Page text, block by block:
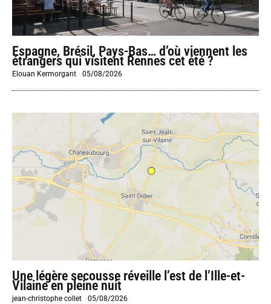
Espagne, Brésil, Pays-Bas… d’où viennent les
étrangers qui visitent Rennes cet été ?
Elouan Kermorgant -05/08/2026
Une légère secousse réveille l’est de l’Ille-et-
Vilaine en pleine nuit
jean-christophe collet -05/08/2026